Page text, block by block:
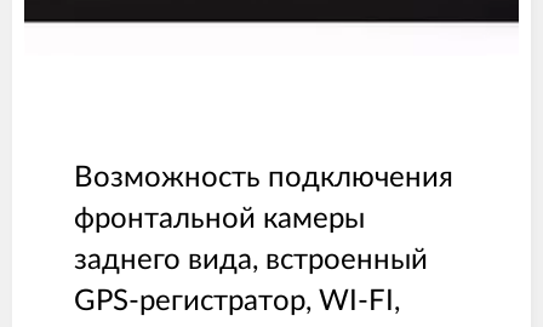
Возможность подключения
фронтальной камеры
заднего вида, встроенный
GPS-регистратор, WI-FI,